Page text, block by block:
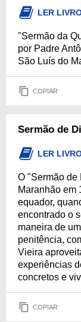
LER
"Sermão da
por Padre
São Luís do
COPIAR
Sermão de
LER
O "Sermão de
Maranhão em
equador,
encontrado o
maneira de
penitência,
Vieira
experiências
concretos e
COPIAR